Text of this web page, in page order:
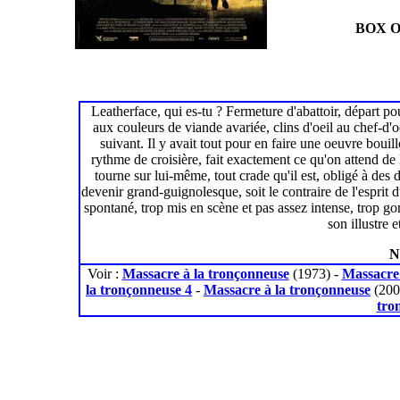
BOX
Leatherface, qui es-tu ? Fermeture d'abattoir, départ
aux couleurs de viande avariée, clins d'oeil au chef-
suivant. Il y avait tout pour en faire une oeuvre
rythme de croisière, fait exactement ce qu'on attend
tourne sur lui-même, tout crade qu'il est, obligé à des
devenir grand-guignolesque, soit le contraire de
spontané, trop mis en scène et pas assez intense, trop
son illustre
Voir : Massacre à la tronçonneuse (1973) -
la tronçonneuse 4 - Massacre à la tronçonneuse